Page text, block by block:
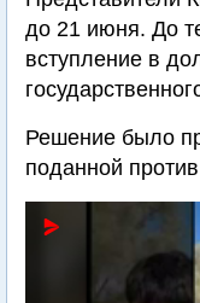
до 21 июня. До
вступление в
Решение было
поданной